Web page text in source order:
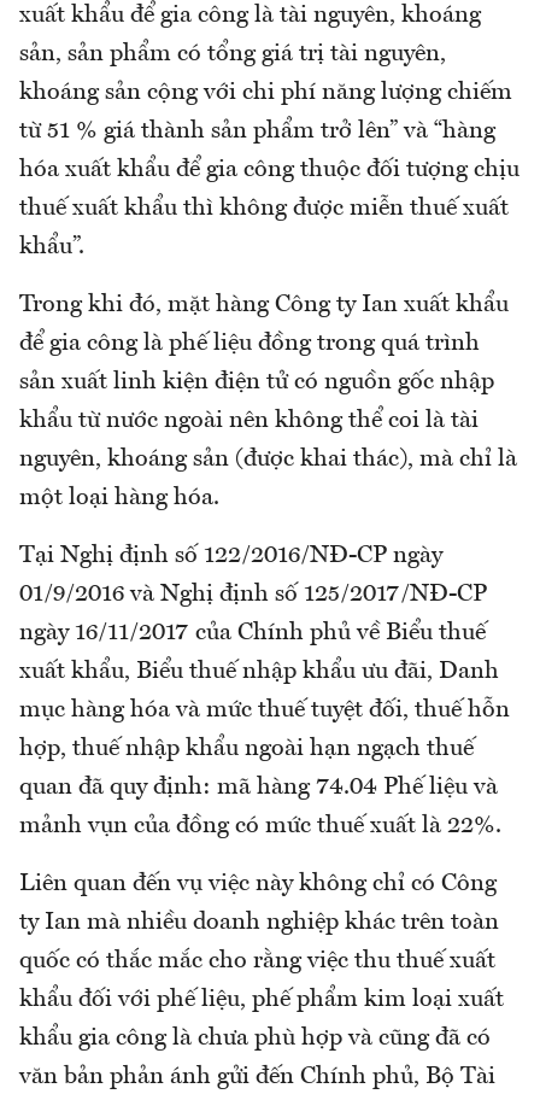
xuất khẩu để gia công là tài nguyên, khoáng
sản, sản phẩm có tổng giá trị tài nguyên,
khoáng sản cộng với chi phí năng lượng chiếm
từ 51 % giá thành sản phẩm trở lên” và “hàng
hóa xuất khẩu để gia công thuộc đối tượng chịu
thuế xuất khẩu thì không được miễn thuế xuất
khẩu”.
Trong khi đó, mặt hàng Công ty Ian xuất khẩu
để gia công là phế liệu đồng trong quá trình
sản xuất linh kiện điện tử có nguồn gốc nhập
khẩu từ nước ngoài nên không thể coi là tài
nguyên, khoáng sản (được khai thác), mà chỉ là
một loại hàng hóa.
Tại Nghị định số 122/2016/NĐ-CP ngày
01/9/2016 và Nghị định số 125/2017/NĐ-CP
ngày 16/11/2017 của Chính phủ về Biểu thuế
xuất khẩu, Biểu thuế nhập khẩu ưu đãi, Danh
mục hàng hóa và mức thuế tuyệt đối, thuế hỗn
hợp, thuế nhập khẩu ngoài hạn ngạch thuế
quan đã quy định: mã hàng 74.04 Phế liệu và
mảnh vụn của đồng có mức thuế xuất là 22%.
Liên quan đến vụ việc này không chỉ có Công
ty Ian mà nhiều doanh nghiệp khác trên toàn
quốc có thắc mắc cho rằng việc thu thuế xuất
khẩu đối với phế liệu, phế phẩm kim loại xuất
khẩu gia công là chưa phù hợp và cũng đã có
văn bản phản ánh gửi đến Chính phủ, Bộ Tài